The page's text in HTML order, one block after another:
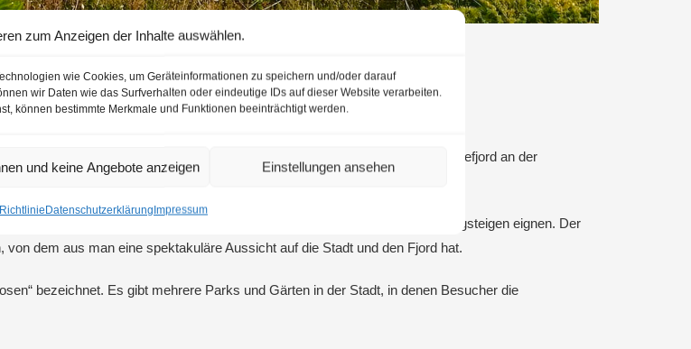
zum Anzeigen der Inhalte auswählen.
wie Cookies, um Geräteinformationen zu speichern und/oder darauf
wir Daten wie das Surfverhalten oder eindeutige IDs auf dieser Website verarbeiten.
können bestimmte Merkmale und Funktionen beeinträchtigt werden.
und keine Angebote anzeigen Einstellungen ansehen
DatenschutzerklärungImpressum
Geographische Lage Live Webcam
Die Stadt hat eine Einwohnerzahl von rund 26.000 und liegt am Moldefjord an der
Gipfel, die in der Nähe liegen und sich hervorragend zum Wandern und Bergsteigen eignen. Der
dem aus man eine spektakuläre Aussicht auf die Stadt und den Fjord hat.
bezeichnet. Es gibt mehrere Parks und Gärten in der Stadt, in denen Besucher die